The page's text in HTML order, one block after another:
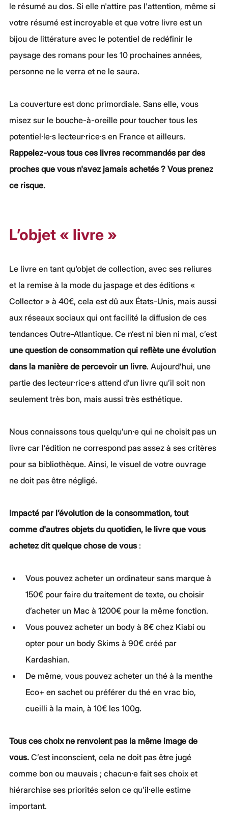
le résumé au dos. Si elle n'attire pas l'attention, même si
votre résumé est incroyable et que votre livre est un
bijou de littérature avec le potentiel de redéfinir le
paysage des romans pour les 10 prochaines années,
personne ne le verra et ne le saura.
La couverture est donc primordiale. Sans elle, vous
misez sur le bouche-à-oreille pour toucher tous les
potentiel·le·s lecteur·rice·s en France et ailleurs.
Rappelez-vous tous ces livres recommandés par des
proches que vous n'avez jamais achetés ? Vous prenez
ce risque.
L’objet « livre »
Le livre en tant qu'objet de collection, avec ses reliures
et la remise à la mode du jaspage et des éditions «
Collector » à 40€, cela est dû aux États-Unis, mais aussi
aux réseaux sociaux qui ont facilité la diffusion de ces
tendances Outre-Atlantique. Ce n’est ni bien ni mal, c’est
une question de consommation qui reflète une évolution
dans la manière de percevoir un livre. Aujourd’hui, une
partie des lecteur·rice·s attend d’un livre qu’il soit non
seulement très bon, mais aussi très esthétique.
Nous connaissons tous quelqu’un·e qui ne choisit pas un
livre car l’édition ne correspond pas assez à ses critères
pour sa bibliothèque. Ainsi, le visuel de votre ouvrage
ne doit pas être négligé.
Impacté par l’évolution de la consommation, tout
comme d'autres objets du quotidien, le livre que vous
achetez dit quelque chose de vous :
Vous pouvez acheter un ordinateur sans marque à
150€ pour faire du traitement de texte, ou choisir
d’acheter un Mac à 1200€ pour la même fonction.
Vous pouvez acheter un body à 8€ chez Kiabi ou
opter pour un body Skims à 90€ créé par
Kardashian.
De même, vous pouvez acheter un thé à la menthe
Eco+ en sachet ou préférer du thé en vrac bio,
cueilli à la main, à 10€ les 100g.
Tous ces choix ne renvoient pas la même image de
vous. C’est inconscient, cela ne doit pas être jugé
comme bon ou mauvais ; chacun·e fait ses choix et
hiérarchise ses priorités selon ce qu’il·elle estime
important.